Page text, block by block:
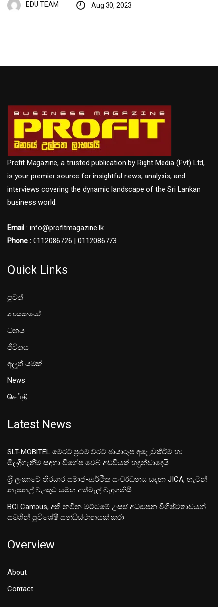
EDU TEAM Aug 30, 2023
Profit Magazine, a trusted publication by Right Media (Pvt) Ltd,
is your premier source for insightful news, analysis, and
interviews covering the dynamic landscape of the Sri Lankan
business world.
Email : info@profitmagazine.lk
Phone : 0112086726 | 0112086773
Quick Links
පුවත්
නායකයෝ
ධනය
ජීවිතය
අලූත් යමක්
News
செய்தி
Latest News
SLT-MOBITEL මෙරට ප්‍රථම වරට ඡායාරූප අලෙවිකිරීම හා
මිලදීගැනීම සඳහා විශේෂ වෙබ් අඩවියක් හදුන්වාදෙයි
ශ‍්‍රී ලංකාවේ තිරසාර සමාජ-ආර්ථික සංවර්ධනය සඳහා JICA, හැටන්
නැෂනල් බැංකුව සමඟ අත්වැල් බැඳගනියි
BCI Campus, අති නවීන මට්ටමේ උසස් අධ්‍යාපන විශිෂ්ටතාවයන්
සමගින් සුවිශේෂී සන්ධිස්ථානයක් කරා
Overview
About
Contact